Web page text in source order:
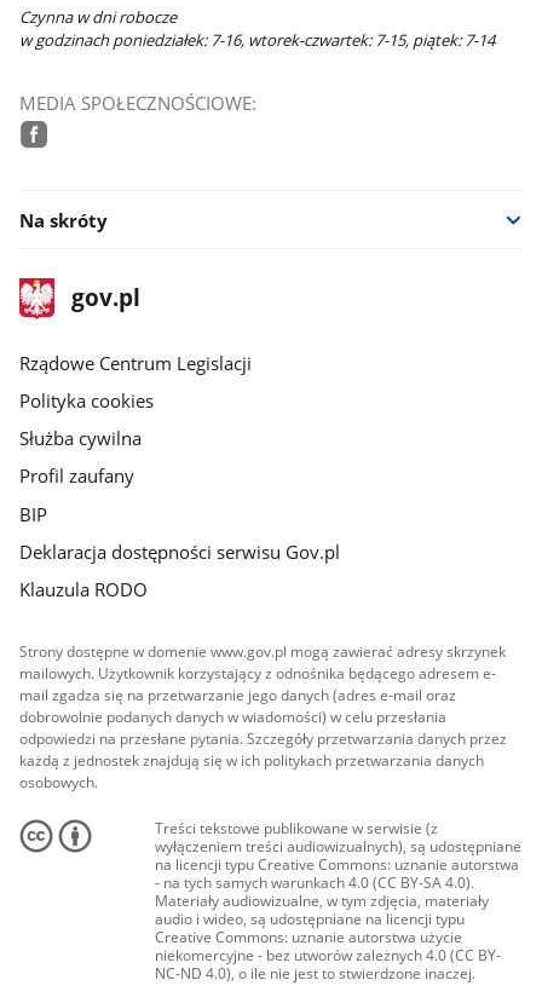
Czynna w dni robocze
w godzinach poniedziałek: 7-16, wtorek-czwartek: 7-15, piątek: 7-14
MEDIA SPOŁECZNOŚCIOWE:
Na skróty
stopka
gov.plStrona
gov.pl
Rządowe Centrum Legislacji
Polityka cookies
Służba cywilna
Profil zaufany
BIP
Deklaracja dostępności serwisu Gov.pl
Klauzula RODO
Strony dostępne w domenie www.gov.pl mogą zawierać adresy skrzynek
mailowych. Użytkownik korzystający z odnośnika będącego adresem e-
mail zgadza się na przetwarzanie jego danych (adres e-mail oraz
dobrowolnie podanych danych w wiadomości) w celu przesłania
odpowiedzi na przesłane pytania. Szczegóły przetwarzania danych przez
każdą z jednostek znajdują się w ich politykach przetwarzania danych
osobowych.
Treści tekstowe publikowane w serwisie (z
wyłączeniem treści audiowizualnych), są udostępniane
na licencji typu Creative Commons: uznanie autorstwa
- na tych samych warunkach 4.0 (CC BY-SA 4.0).
Materiały audiowizualne, w tym zdjęcia, materiały
audio i wideo, są udostępniane na licencji typu
Creative Commons: uznanie autorstwa użycie
niekomercyjne - bez utworów zależnych 4.0 (CC BY-
NC-ND 4.0), o ile nie jest to stwierdzone inaczej.